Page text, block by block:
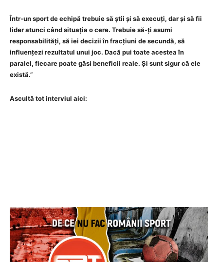
Într‑un sport de echipă trebuie să știi și să execuți, dar și să fii
lider atunci când situația o cere. Trebuie să‑ți asumi
responsabilități, să iei decizii în fracțiuni de secundă, să
influențezi rezultatul unui joc. Dacă pui toate acestea în
paralel, fiecare poate găsi beneficii reale. Și sunt sigur că ele
există.”
Ascultă tot interviul aici: